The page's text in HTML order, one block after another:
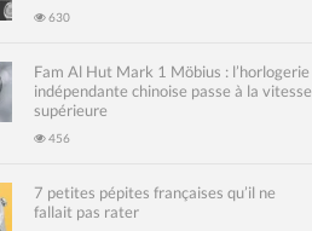
630
Fam Al Hut Mark 1 Möbius : l’horlogerie
indépendante chinoise passe à la vitesse
supérieure
456
7 petites pépites françaises qu’il ne
fallait pas rater